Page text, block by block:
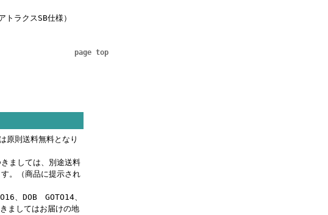
トラクスSB仕様）
page top
原則送料無料となり
ましては、別途送料
。（商品に提示され
、DOB GOTO14、
ましてはお届けの地